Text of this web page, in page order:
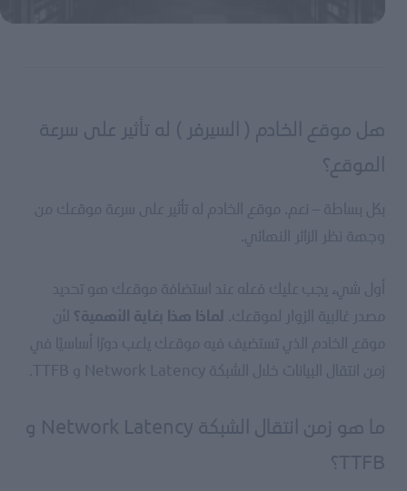
هل موقع الخادم ( السيرفر ) له تأثير على سرعة
الموقع؟
بكل بساطة – نعم. موقع الخادم له تأثير على سرعة موقعك من
وجهة نظر الزائر النهائي.
أول شيء يجب عليك فعله عند استضافة موقعك هو تحديد
مصدر غالبية الزوار لموقعك.
لماذا هذا بغاية الأهمية؟ لأن
موقع الخادم الذي تستضيف فيه موقعك يلعب دورًا أساسيًا في
زمن انتقال البيانات خلال الشبكة Network Latency و TTFB.
ما هو زمن انتقال الشبكة Network Latency و
TTFB؟